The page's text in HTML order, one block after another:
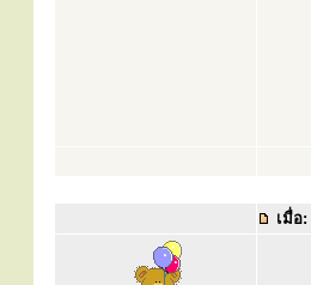
เมื่อ: